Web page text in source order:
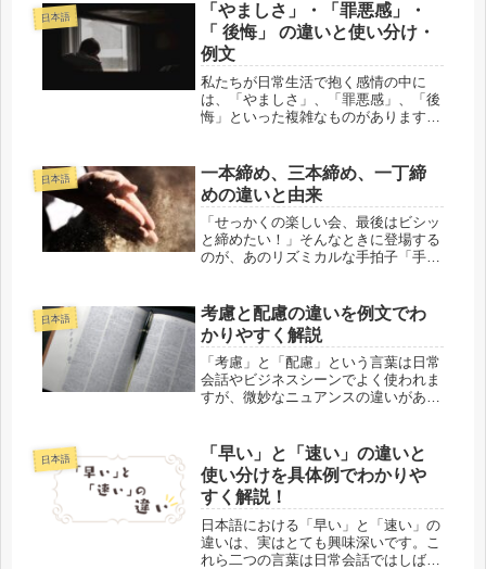
日本語
「やましさ」・「罪悪感」・
「 後悔」 の違いと使い分け・
例文
私たちが日常生活で抱く感情の中に
は、「やましさ」、「罪悪感」、「後
悔」といった複雑なものがあります。
います。この記事では、「やまし
さ」、「罪悪感」、「後悔」を使い分
けるコツと...
日本語
一本締め、三本締め、一丁締
めの違いと由来
「せっかくの楽しい会、最後はビシッ
と締めたい！」そんなときに登場する
のが、あのリズミカルな手拍子「手締
て何？なんだか名前も似ていてややこ
しい！今回はそんな「手締め」につい
て...
日本語
考慮と配慮の違いを例文でわ
かりやすく解説
「考慮」と「配慮」という言葉は日常
会話やビジネスシーンでよく使われま
すが、微妙なニュアンスの違いがあり
が可能になります。考慮と配慮の違い
を一言で言うと？考慮は「事柄を深く
検...
日本語
「早い」と「速い」の違いと
使い分けを具体例でわかりや
すく解説！
日本語における「早い」と「速い」の
違いは、実はとても興味深いです。こ
れら二つの言葉は日常会話ではしばし